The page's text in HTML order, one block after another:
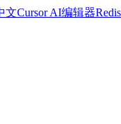
文Cursor AI编辑器